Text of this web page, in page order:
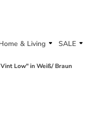
& Living SALE
Low" in Weiß/ Braun